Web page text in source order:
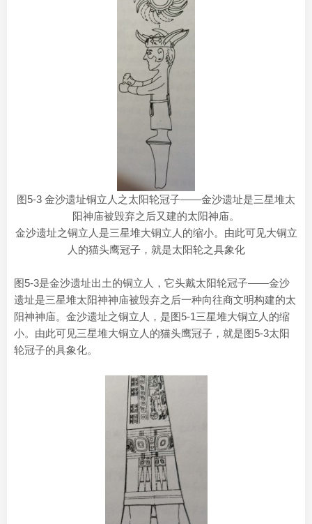
图5-3 金沙遗址铜立人之太阳轮冠子——金沙遗址是三星堆太
阳神庙被毁弃之后又建的太阳神庙。
金沙遗址之铜立人是三星堆大铜立人的缩小。由此可见大铜立
人的猫头鹰冠子，就是太阳轮之具象化
图5-3是金沙遗址出土的铜立人，它头戴太阳轮冠子——金沙
遗址是三星堆太阳神神庙被毁弃之后一种向往商文明构建的太
阳神神庙。金沙遗址之铜立人，是图5-1三星堆大铜立人的缩
小。由此可见三星堆大铜立人的猫头鹰冠子，就是图5-3太阳
轮冠子的具象化。